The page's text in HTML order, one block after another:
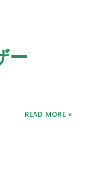
ー
READ MORE »